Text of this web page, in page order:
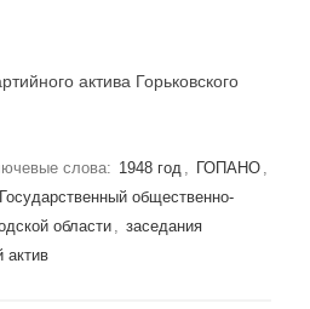
актива Горьковского
слова: 1948 год , ГОПАНО ,
Государственный общественно-
области , заседания
актив